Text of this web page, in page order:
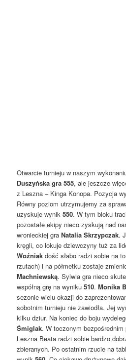
Otwarcie turnieju w naszym
Duszyńska gra 555, ale jeszcze
z Leszna – Kinga Konopa. Pozycja
Równy poziom utrzymujemy za
uzyskuje wynik550. W tym bloku
pozostałe ekipy nieco zyskują nad
wronieckiej graNatalia Skrzypczak.
kręgli, co lokuje dziewczyny tuż za
Woźniak dość słabo radzi sobie na
rzutach) i na półmetku zostaje
Machniewską. Sylwia gra nieco
współną grę na wyniku510.Monika
sezonie wielu okazji do
sobotnim turnieju nie zawiodła. Jej
kilku dziur. Na koniec do boju
Śmiglak. W toczonym
Leszna Beata radzi sobie bardzo
zbieranych. Po ostatnim rzucie na